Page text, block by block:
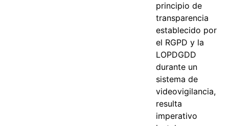
principio de
transparencia
establecido por
el RGPD y la
LOPDGDD
durante un
sistema de
videovigilancia,
resulta
imperativo